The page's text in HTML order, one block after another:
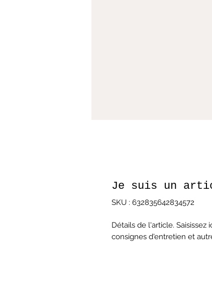
Je suis un
SKU : 632835642834572
Détails de l'article. Saisissez
consignes d'entretien et